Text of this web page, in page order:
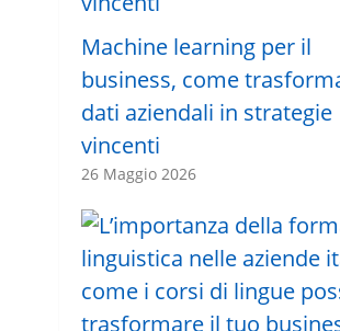
Machine learning per il
business, come
dati aziendali in strategie
vincenti
26 Maggio 2026